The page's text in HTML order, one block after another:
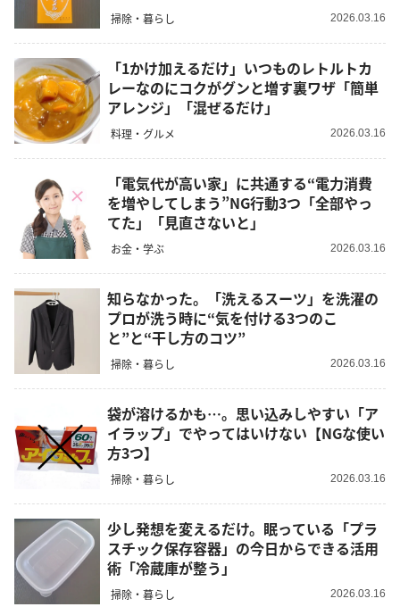
掃除・暮らし 2026.03.16
「1かけ加えるだけ」いつものレトルトカ
レーなのにコクがグンと増す裏ワザ「簡単
アレンジ」「混ぜるだけ」
料理・グルメ 2026.03.16
「電気代が高い家」に共通する“電力消費
を増やしてしまう”NG行動3つ「全部やっ
てた」「見直さないと」
お金・学ぶ 2026.03.16
知らなかった。「洗えるスーツ」を洗濯の
プロが洗う時に“気を付ける3つのこ
と”と“干し方のコツ”
掃除・暮らし 2026.03.16
袋が溶けるかも…。思い込みしやすい「ア
イラップ」でやってはいけない【NGな使い
方3つ】
掃除・暮らし 2026.03.16
少し発想を変えるだけ。眠っている「プラ
スチック保存容器」の今日からできる活用
術「冷蔵庫が整う」
掃除・暮らし 2026.03.16